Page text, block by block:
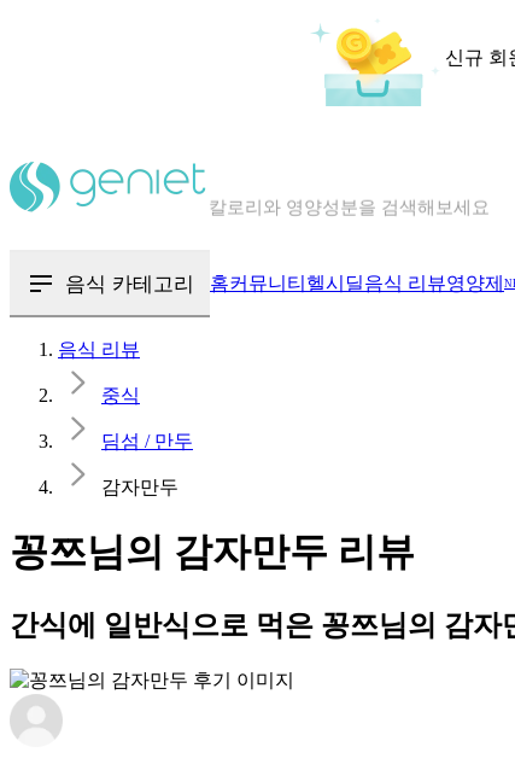
신규 회
혈당 · 다이어트 음식 검색해보세요
음식 카테고리 홈커뮤니티 헬시딜음식 리뷰영양제
음식 리뷰
중식
딤섬 / 만두
감자만두
꽁쯔님의 감자만두 리뷰
간식에 일반식으로 먹은 꽁쯔님의 감